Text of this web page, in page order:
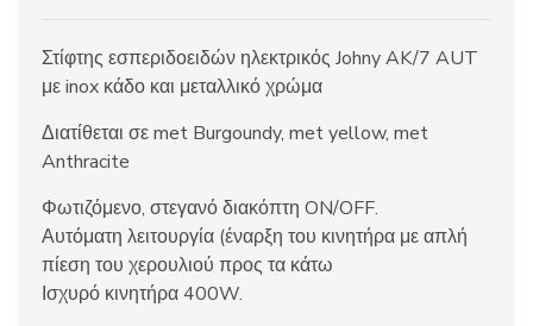
Στίφτης εσπεριδοειδών ηλεκτρικός Johny AK/7 AUT
με inox κάδο και μεταλλικό χρώμα
Διατίθεται σε met Burgoundy, met yellow, met
Anthracite
Φωτιζόμενο, στεγανό διακόπτη ON/OFF.
Αυτόματη λειτουργία (έναρξη του κινητήρα με απλή
πίεση του χερουλιού προς τα κάτω
Ισχυρό κινητήρα 400W.